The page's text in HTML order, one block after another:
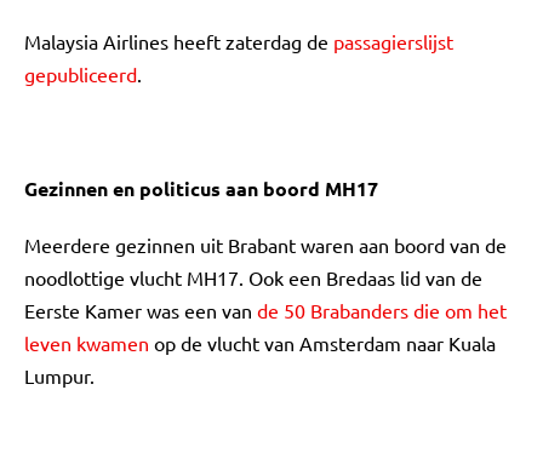
Malaysia Airlines heeft zaterdag de passagierslijst
gepubliceerd.
Gezinnen en politicus aan boord MH17
Meerdere gezinnen uit Brabant waren aan boord van de
noodlottige vlucht MH17. Ook een Bredaas lid van de
Eerste Kamer was een van de 50 Brabanders die om het
leven kwamen op de vlucht van Amsterdam naar Kuala
Lumpur.